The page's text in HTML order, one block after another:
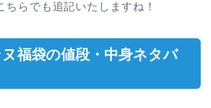
ちらでも追記いたしますね！
福袋の値段・中身ネタバ